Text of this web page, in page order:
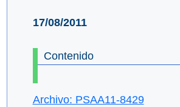
17/08/2011
Contenido
Archivo: PSAA11-8429